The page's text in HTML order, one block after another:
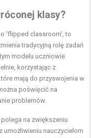
klasy?
'flipped classroom’, to
tradycyjną rolę zadań
modelu uczniowie
korzystając z
mają do przyswojenia w
poświęcić na
problemów.
na zwiększeniu
umożliwieniu nauczycielom